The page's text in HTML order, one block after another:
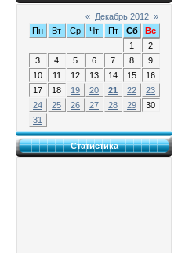
« Декабрь 2012 »
Пн
Вт Ср Чт Пт Сб
Вс
1
2
3
4 5 6 7 8
9
10
11 12 13 14 15
16
17
18 19 20 21 22
23
24
25 26 27 28 29
30
31
Статистика